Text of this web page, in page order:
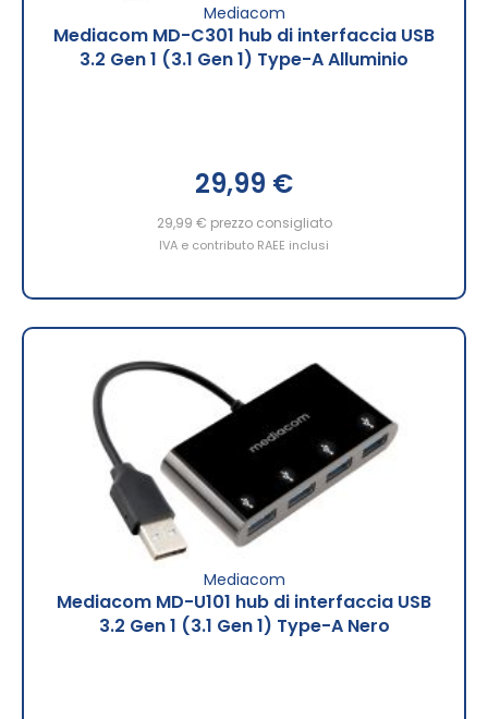
Mediacom
Mediacom MD-C301 hub di interfaccia USB
3.2 Gen 1 (3.1 Gen 1) Type-A Alluminio
29,99 €
29,99 € prezzo consigliato
IVA e contributo RAEE inclusi
Mediacom
Mediacom MD-U101 hub di interfaccia USB
3.2 Gen 1 (3.1 Gen 1) Type-A Nero